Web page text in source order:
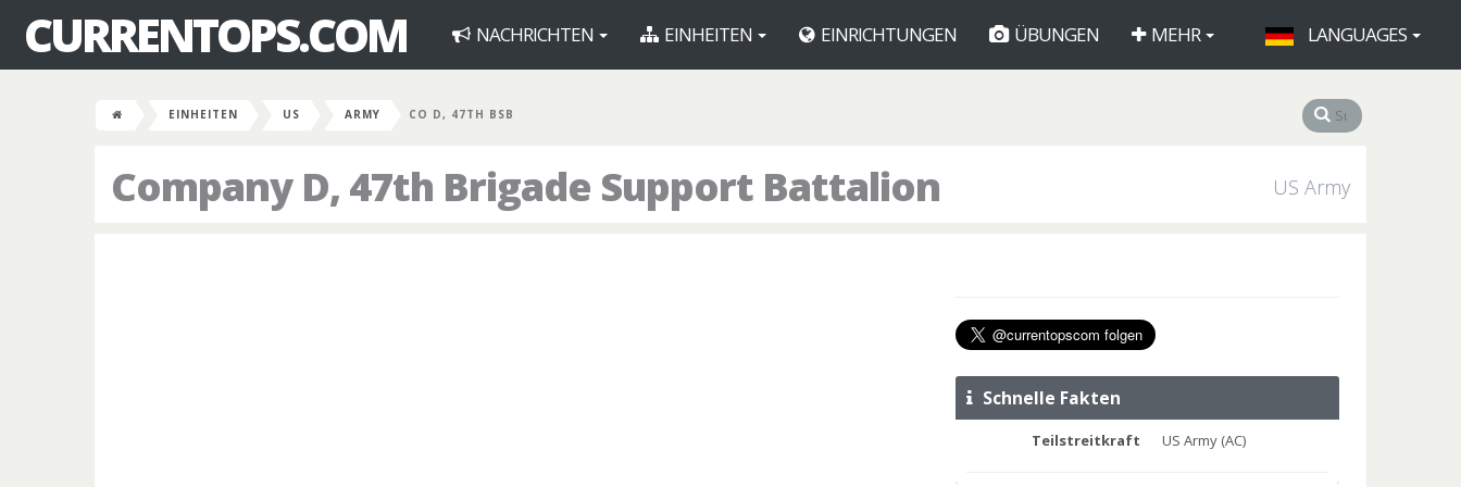
CURRENTOPS.COM NACHRICHTEN EINHEITEN EINRICHTUNGEN ÜBUNGEN MEHR LANGUAGES
EINHEITEN US ARMY CO D, 47TH BSB
Company D, 47th Brigade Support Battalion US Army
Schnelle Fakten
Teilstreitkraft US Army (AC)